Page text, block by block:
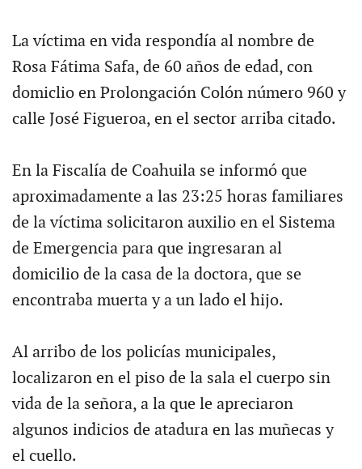
La víctima en vida respondía al nombre de
Rosa Fátima Safa, de 60 años de edad, con
domiclio en Prolongación Colón número 960 y
calle José Figueroa, en el sector arriba citado.
En la Fiscalía de Coahuila se informó que
aproximadamente a las 23:25 horas familiares
de la víctima solicitaron auxilio en el Sistema
de Emergencia para que ingresaran al
domicilio de la casa de la doctora, que se
encontraba muerta y a un lado el hijo.
Al arribo de los policías municipales,
localizaron en el piso de la sala el cuerpo sin
vida de la señora, a la que le apreciaron
algunos indicios de atadura en las muñecas y
el cuello.